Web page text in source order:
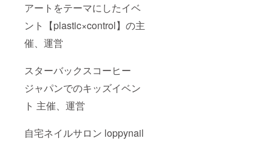
アートをテーマにしたイベ
ント【plastic×control】の主
催、運営
スターバックスコーヒー
ジャパンでのキッズイベン
ト 主催、運営
自宅ネイルサロン loppynail